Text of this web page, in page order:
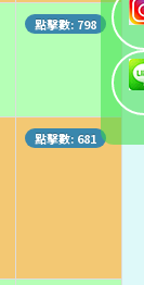
點擊數: 798
點擊數: 681